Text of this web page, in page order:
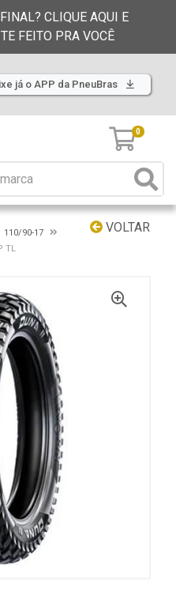
CLIQUE AQUI E
FEITO PRA VOCÊ
já o APP da PneuBras
0
VOLTAR
110/90-17
TL